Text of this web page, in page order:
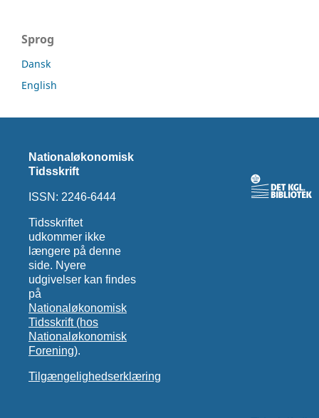
Sprog
Dansk
English
Nationaløkonomisk
Tidsskrift
ISSN: 2246-6444
Tidsskriftet
udkommer ikke
længere på denne
side. Nyere
udgivelser kan findes
på
Nationaløkonomisk
Tidsskrift (hos
Nationaløkonomisk
Forening).
Tilgængelighedserklæring